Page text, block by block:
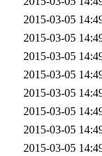
2015-03-05
2015-03-05
2015-03-05
2015-03-05
2015-03-05
2015-03-05
2015-03-05
2015-03-05